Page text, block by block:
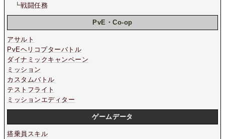
┗戦闘任務
PvE・Co-op
アサルト
PvEヘリコプターバトル
ダイナミックキャンペーン
ミッション
カスタムバトル
テストフライト
ミッションエディター
ゲームデータ
搭乗員スキル